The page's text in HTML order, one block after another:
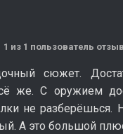
1 из 1 пользователь
сюжет.
же. С оружием
не
А это большой